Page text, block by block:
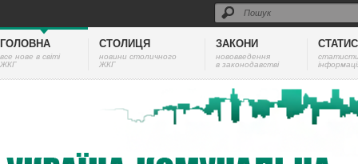
ГОЛОВНА
все нове в світі
ЖКГ
СТОЛИЦЯ
новини столичного
ЖКГ
ЗАКОНИ
нововведення
в законодавстві